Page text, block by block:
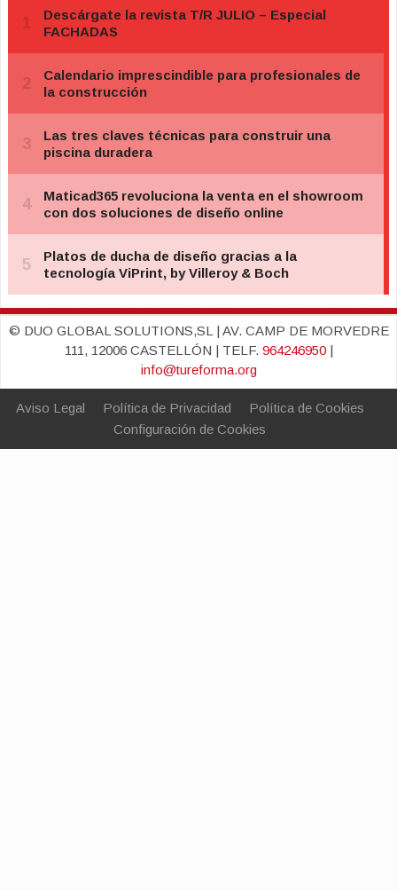
© DUO GLOBAL SOLUTIONS,SL | AV. CAMP DE MORVEDRE
111, 12006 CASTELLÓN | TELF. 964246950|
info@tureforma.org
Aviso Legal Política de Privacidad
Política de Cookies
Configuración de Cookies